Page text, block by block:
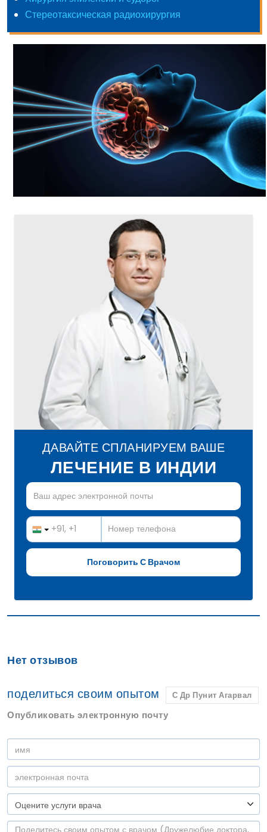
Стереотаксическая радиохирургия
ДАВАЙТЕ СПЛАНИРУЕМ ВАШЕ
ЛЕЧЕНИЕ В ИНДИИ
Нет отзывов
поделиться своим опытом С Др Пунит Агарвал
Опубликовать электронную почту